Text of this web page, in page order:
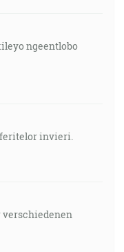
ngeentlobo
invieri.
verschiedenen